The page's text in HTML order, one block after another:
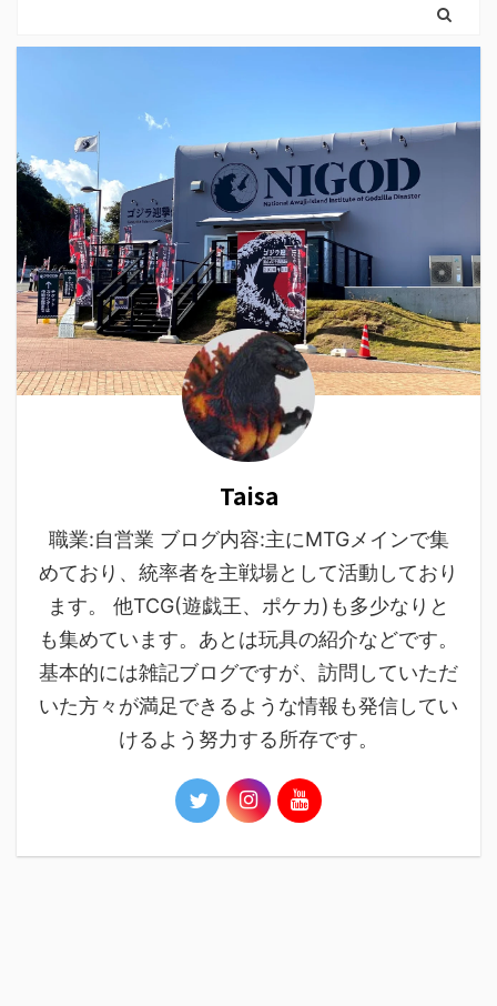
Taisa
職業:自営業 ブログ内容:主にMTGメインで集
めており、統率者を主戦場として活動しており
ます。 他TCG(遊戯王、ポケカ)も多少なりと
も集めています。あとは玩具の紹介などです。
基本的には雑記ブログですが、訪問していただ
いた方々が満足できるような情報も発信してい
けるよう努力する所存です。